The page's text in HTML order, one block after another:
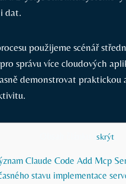
dat.
použijeme scénář
správu více cloudových
demonstrovat
skrýt
Claude Code Add Mcp⁤
stavu implementace